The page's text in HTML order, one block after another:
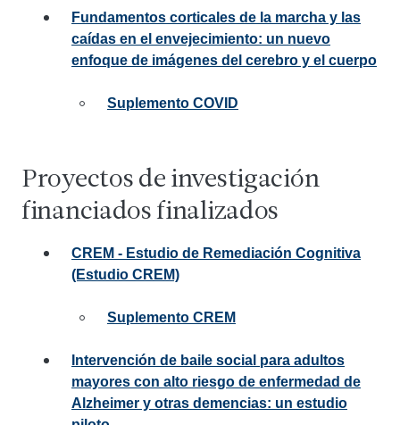
Fundamentos corticales de la marcha y las
caídas en el envejecimiento: un nuevo
enfoque de imágenes del cerebro y el cuerpo
Suplemento COVID
Proyectos de investigación
financiados finalizados
CREM - Estudio de Remediación Cognitiva
(Estudio CREM)
Suplemento CREM
Intervención de baile social para adultos
mayores con alto riesgo de enfermedad de
Alzheimer y otras demencias: un estudio